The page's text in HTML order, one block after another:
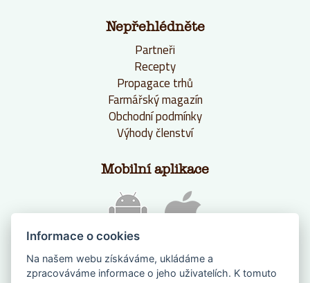
Nepřehlédněte
Partneři
Recepty
Propagace trhů
Farmářský magazín
Obchodní podmínky
Výhody členství
Mobilní aplikace
Informace o cookies
Na našem webu získáváme, ukládáme a
zpracováváme informace o jeho uživatelích. K tomuto